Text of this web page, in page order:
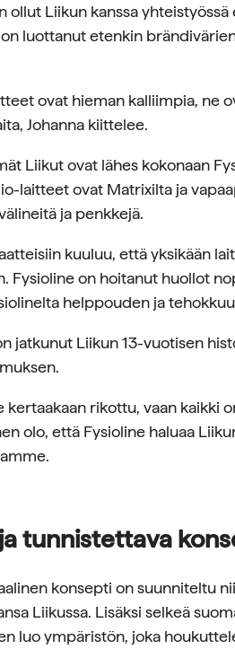
ollut Liikun kanssa
on luottanut etenkin
ovat hieman kalliimpia, ne
Johanna kiittelee.
Liikut ovat lähes kokonaan
laitteet ovat Matrixilta ja
ja penkkejä.
kuuluu, että yksikään
Fysioline on hoitanut huollot
helppouden ja
jatkunut Liikun 13-vuotisen
kertaakaan rikottu, vaan kaikki
olo, että Fysioline haluaa
tunnistettava
konsepti on suunniteltu
Liikussa. Lisäksi selkeä
luo ympäristön, joka